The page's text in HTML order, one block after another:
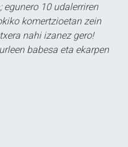
egunero 10 udalerriren
komertzioetan zein
nahi izanez gero!
babesa eta ekarpen